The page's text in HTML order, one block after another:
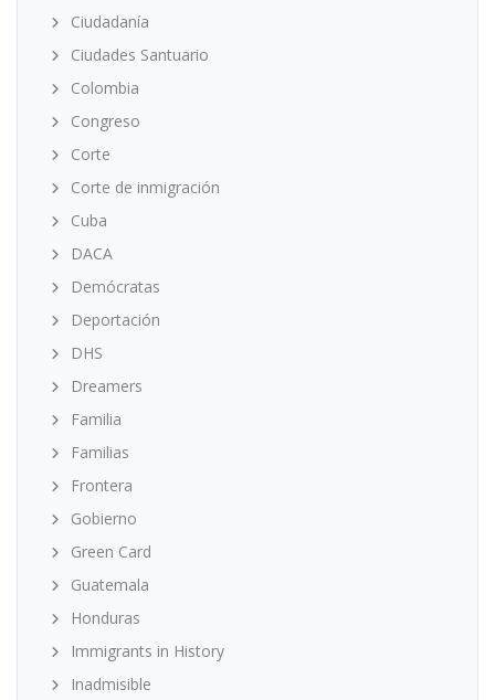
Ciudadanía
Ciudades Santuario
Colombia
Congreso
Corte
Corte de inmigración
Cuba
DACA
Demócratas
Deportación
DHS
Dreamers
Familia
Familias
Frontera
Gobierno
Green Card
Guatemala
Honduras
Immigrants in History
Inadmisible